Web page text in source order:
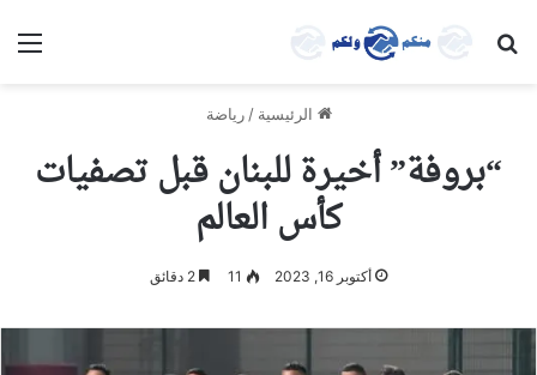
بحث عن
الرئيسية / رياضة
“بروفة” أخيرة للبنان قبل تصفيات
كأس العالم
أكتوبر 16, 2023 11